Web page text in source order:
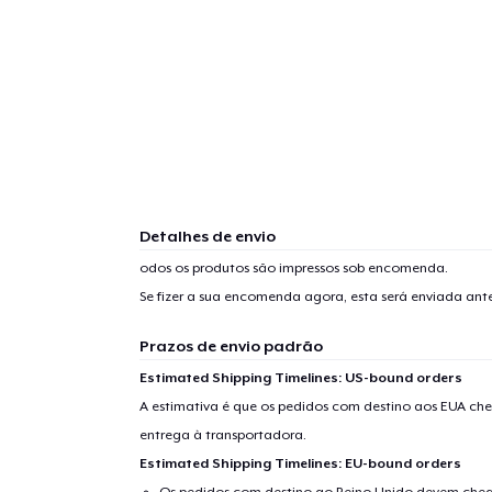
Detalhes de envio
odos os produtos são impressos sob encomenda.
Se fizer a sua encomenda agora, esta será enviada
Prazos de envio padrão
Estimated Shipping Timelines: US-bound orders
A estimativa é que os pedidos com destino aos EUA
entrega à transportadora.
Estimated Shipping Timelines: EU-bound orders